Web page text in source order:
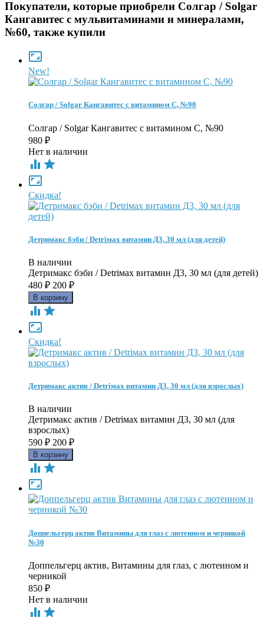
Покупатели, которые приобрели Солгар / Solgar
Кангавитес с мульвитаминами и минералами,
№60, также купили

New!
Солгар / Solgar Кангавитес с витамином С, №90
Солгар / Solgar Кангавитес с витамином С, №90
980 ₽
Нет в наличии
 

Скидка!
Детримакс бэби / Detriмax витамин Д3, 30 мл (для детей)
В наличии
Детримакс бэби / Detriмax витамин Д3, 30 мл (для детей)
480 ₽ 200 ₽
 

Скидка!
Детримакс актив / Detriмax витамин Д3, 30 мл (для взрослых)
В наличии
Детримакс актив / Detriмax витамин Д3, 30 мл (для
взрослых)
590 ₽ 200 ₽
 

Доппельгерц актив Витамины для глаз с лютеином и черникой
№30
Доппельгерц актив, Витамины для глаз, с лютеином и
черникой
850 ₽
Нет в наличии
 